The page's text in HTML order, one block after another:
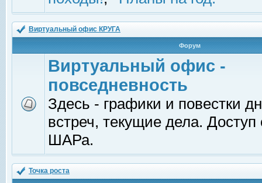
Виртуальный офис КРУГА
Форум
Виртуальный офис -
повседневность
Здесь - графики и повестки
встреч, текущие дела.
ШАРа.
Точка роста